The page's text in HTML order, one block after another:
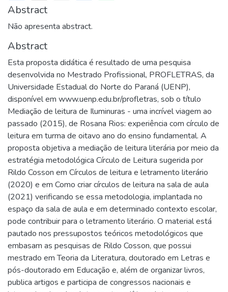
Abstract
Não apresenta abstract.
Abstract
Esta proposta didática é resultado de uma pesquisa
desenvolvida no Mestrado Profissional, PROFLETRAS, da
Universidade Estadual do Norte do Paraná (UENP),
disponível em www.uenp.edu.br/profletras, sob o título
Mediação de leitura de Iluminuras - uma incrível viagem ao
passado (2015), de Rosana Rios: experiência com círculo de
leitura em turma de oitavo ano do ensino fundamental. A
proposta objetiva a mediação de leitura literária por meio da
estratégia metodológica Círculo de Leitura sugerida por
Rildo Cosson em Círculos de leitura e letramento literário
(2020) e em Como criar círculos de leitura na sala de aula
(2021) verificando se essa metodologia, implantada no
espaço da sala de aula e em determinado contexto escolar,
pode contribuir para o letramento literário. O material está
pautado nos pressupostos teóricos metodológicos que
embasam as pesquisas de Rildo Cosson, que possui
mestrado em Teoria da Literatura, doutorado em Letras e
pós-doutorado em Educação e, além de organizar livros,
publica artigos e participa de congressos nacionais e